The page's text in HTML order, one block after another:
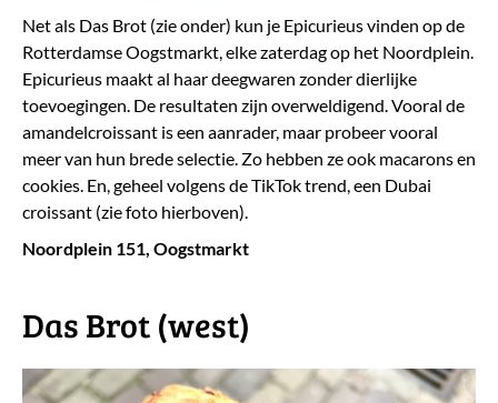
Net als Das Brot (zie onder) kun je Epicurieus vinden op de
Rotterdamse Oogstmarkt, elke zaterdag op het Noordplein.
Epicurieus maakt al haar deegwaren zonder dierlijke
toevoegingen. De resultaten zijn overweldigend. Vooral de
amandelcroissant is een aanrader, maar probeer vooral
meer van hun brede selectie. Zo hebben ze ook macarons en
cookies. En, geheel volgens de TikTok trend, een Dubai
croissant (zie foto hierboven).
Noordplein 151, Oogstmarkt
Das Brot (west)